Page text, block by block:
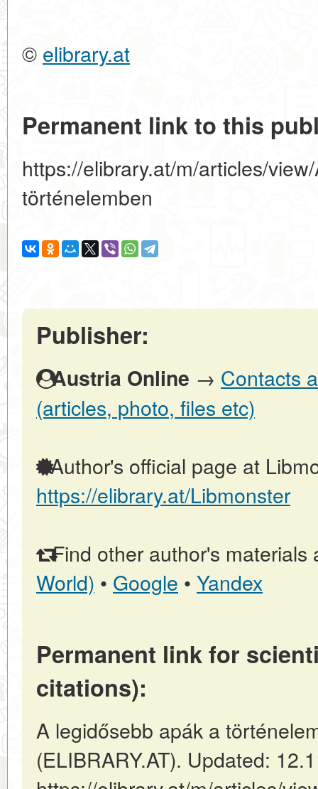
© elibrary.at
Permanent link to this
https://elibrary.at/m/articles/
történelemben
Publisher:
Austria Online → Contacts
(articles, photo, files etc)
Author's official page at
https://elibrary.at/Libmonster
Find other author's materials
World) • Google • Yandex
Permanent link for
citations):
A legidősebb apák a
(ELIBRARY.AT). Updated: